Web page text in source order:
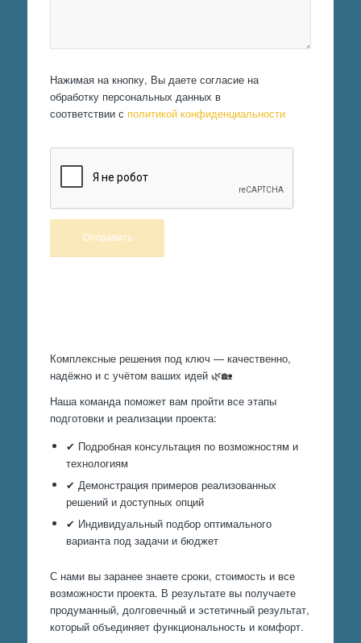
Нажимая на кнопку, Вы даете согласие на
обработку персональных данных в
соответствии с политикой конфиденциальности
Комплексные решения под ключ — качественно,
надёжно и с учётом ваших идей 🌿🏡
Наша команда поможет вам пройти все этапы
подготовки и реализации проекта:
✔ Подробная консультация по возможностям и
технологиям
✔ Демонстрация примеров реализованных
решений и доступных опций
✔ Индивидуальный подбор оптимального
варианта под задачи и бюджет
С нами вы заранее знаете сроки, стоимость и все
возможности проекта. В результате вы получаете
продуманный, долговечный и эстетичный результат,
который объединяет функциональность и комфорт.